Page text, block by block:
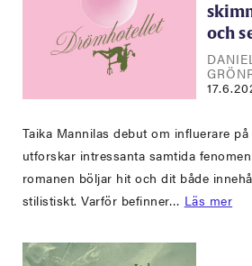
och
Taika Mannilas debut om influerare
utforskar intressanta samtida
romanen böljar hit och dit både
stilistiskt. Varför befinner… Läs mer